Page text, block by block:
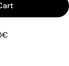
LOVELY
LOOK